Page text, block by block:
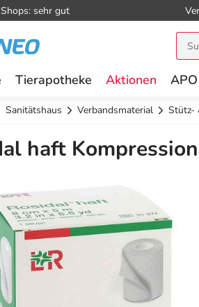
sehr gut
Tierapotheke Aktionen
Sanitätshaus Verbandsmaterial Stütz-
haft